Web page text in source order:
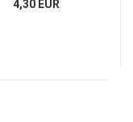
4,30 EUR